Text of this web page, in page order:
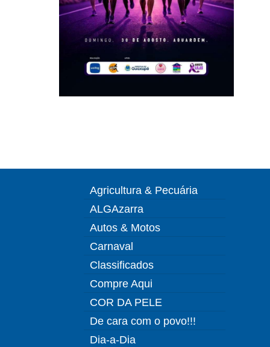
Agricultura & Pecuária
ALGAzarra
Autos & Motos
Carnaval
Classificados
Compre Aqui
COR DA PELE
De cara com o povo!!!
Dia-a-Dia